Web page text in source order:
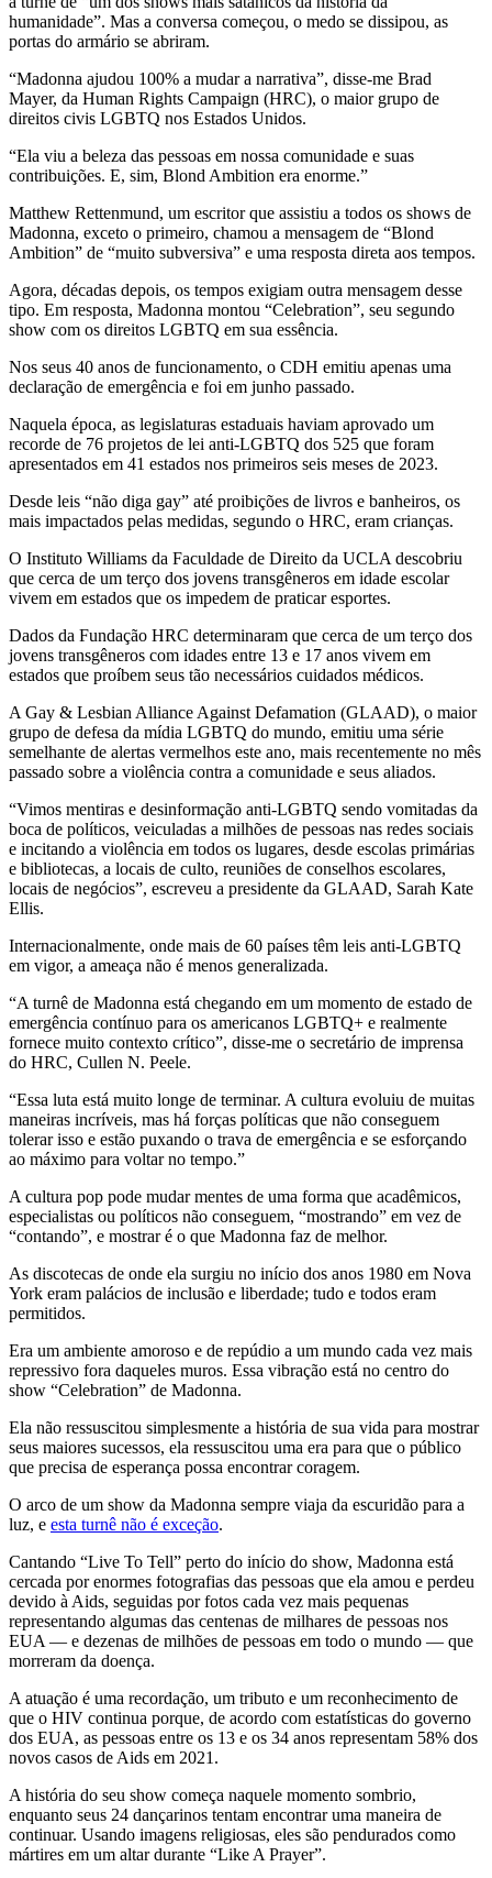
humanidade”. Mas a conversa começou, o medo se dissipou, as
portas do armário se abriram.
“Madonna ajudou 100% a mudar a narrativa”, disse-me Brad
Mayer, da Human Rights Campaign (HRC), o maior grupo de
direitos civis LGBTQ nos Estados Unidos.
“Ela viu a beleza das pessoas em nossa comunidade e suas
contribuições. E, sim, Blond Ambition era enorme.”
Matthew Rettenmund, um escritor que assistiu a todos os shows de
Madonna, exceto o primeiro, chamou a mensagem de “Blond
Ambition” de “muito subversiva” e uma resposta direta aos tempos.
Agora, décadas depois, os tempos exigiam outra mensagem desse
tipo. Em resposta, Madonna montou “Celebration”, seu segundo
show com os direitos LGBTQ em sua essência.
Nos seus 40 anos de funcionamento, o CDH emitiu apenas uma
declaração de emergência e foi em junho passado.
Naquela época, as legislaturas estaduais haviam aprovado um
recorde de 76 projetos de lei anti-LGBTQ dos 525 que foram
apresentados em 41 estados nos primeiros seis meses de 2023.
Desde leis “não diga gay” até proibições de livros e banheiros, os
mais impactados pelas medidas, segundo o HRC, eram crianças.
O Instituto Williams da Faculdade de Direito da UCLA descobriu
que cerca de um terço dos jovens transgêneros em idade escolar
vivem em estados que os impedem de praticar esportes.
Dados da Fundação HRC determinaram que cerca de um terço dos
jovens transgêneros com idades entre 13 e 17 anos vivem em
estados que proíbem seus tão necessários cuidados médicos.
A Gay & Lesbian Alliance Against Defamation (GLAAD), o maior
grupo de defesa da mídia LGBTQ do mundo, emitiu uma série
semelhante de alertas vermelhos este ano, mais recentemente no mês
passado sobre a violência contra a comunidade e seus aliados.
“Vimos mentiras e desinformação anti-LGBTQ sendo vomitadas da
boca de políticos, veiculadas a milhões de pessoas nas redes sociais
e incitando a violência em todos os lugares, desde escolas primárias
e bibliotecas, a locais de culto, reuniões de conselhos escolares,
locais de negócios”, escreveu a presidente da GLAAD, Sarah Kate
Ellis.
Internacionalmente, onde mais de 60 países têm leis anti-LGBTQ
em vigor, a ameaça não é menos generalizada.
“A turnê de Madonna está chegando em um momento de estado de
emergência contínuo para os americanos LGBTQ+ e realmente
fornece muito contexto crítico”, disse-me o secretário de imprensa
do HRC, Cullen N. Peele.
“Essa luta está muito longe de terminar. A cultura evoluiu de muitas
maneiras incríveis, mas há forças políticas que não conseguem
tolerar isso e estão puxando o trava de emergência e se esforçando
ao máximo para voltar no tempo.”
A cultura pop pode mudar mentes de uma forma que acadêmicos,
especialistas ou políticos não conseguem, “mostrando” em vez de
“contando”, e mostrar é o que Madonna faz de melhor.
As discotecas de onde ela surgiu no início dos anos 1980 em Nova
York eram palácios de inclusão e liberdade; tudo e todos eram
permitidos.
Era um ambiente amoroso e de repúdio a um mundo cada vez mais
repressivo fora daqueles muros. Essa vibração está no centro do
show “Celebration” de Madonna.
Ela não ressuscitou simplesmente a história de sua vida para mostrar
seus maiores sucessos, ela ressuscitou uma era para que o público
que precisa de esperança possa encontrar coragem.
O arco de um show da Madonna sempre viaja da escuridão para a
luz, e esta turnê não é exceção.
Cantando “Live To Tell” perto do início do show, Madonna está
cercada por enormes fotografias das pessoas que ela amou e perdeu
devido à Aids, seguidas por fotos cada vez mais pequenas
representando algumas das centenas de milhares de pessoas nos
EUA — e dezenas de milhões de pessoas em todo o mundo — que
morreram da doença.
A atuação é uma recordação, um tributo e um reconhecimento de
que o HIV continua porque, de acordo com estatísticas do governo
dos EUA, as pessoas entre os 13 e os 34 anos representam 58% dos
novos casos de Aids em 2021.
A história do seu show começa naquele momento sombrio,
enquanto seus 24 dançarinos tentam encontrar uma maneira de
continuar. Usando imagens religiosas, eles são pendurados como
mártires em um altar durante “Like A Prayer”.